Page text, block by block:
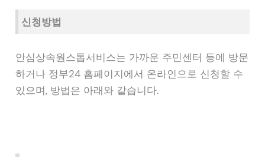
신청방법
안심상속원스톱서비스는 가까운 주민센터 등에 방문
하거나 정부24 홈페이지에서 온라인으로 신청할 수
있으며, 방법은 아래와 같습니다.